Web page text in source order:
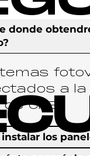
donde
a la
CFE.
los